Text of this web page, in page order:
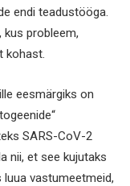
endi teadustööga.
kus probleem,
kohast.
eesmärgiks on
SARS-CoV-2
nii, et see kujutaks
luua vastumeetmeid,